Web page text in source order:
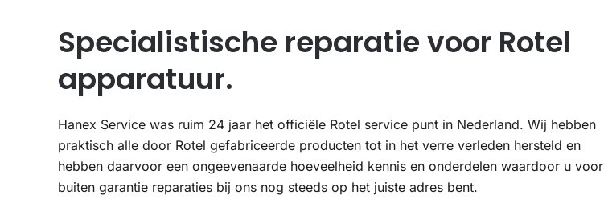
Specialistische reparatie voor Rotel
apparatuur.
Hanex Service was ruim 24 jaar het officiële Rotel service punt in Nederland. Wij hebben
praktisch alle door Rotel gefabriceerde producten tot in het verre verleden hersteld en
hebben daarvoor een ongeevenaarde hoeveelheid kennis en onderdelen waardoor u voor
buiten garantie reparaties bij ons nog steeds op het juiste adres bent.